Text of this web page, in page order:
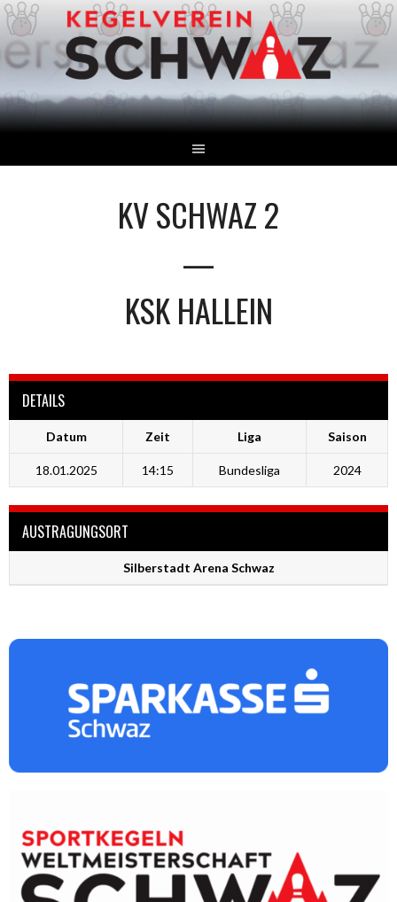
Springe
zum
Inhalt
KV SCHWAZ 2
—
KSK HALLEIN
DETAILS
Datum Zeit Liga Saison
18.01.2025 14:15 Bundesliga 2024
AUSTRAGUNGSORT
Silberstadt Arena Schwaz